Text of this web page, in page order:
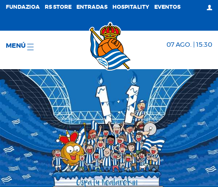
FUNDAZIOA RS STORE ENTRADAS HOSPITALITY EVENTOS
MENÚ 07 AGO. | 15:30